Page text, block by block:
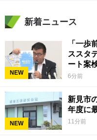
新着ニュース
NEW
「一
ススタ
ート案
6分前
NEW
新見市
年度に
11分前